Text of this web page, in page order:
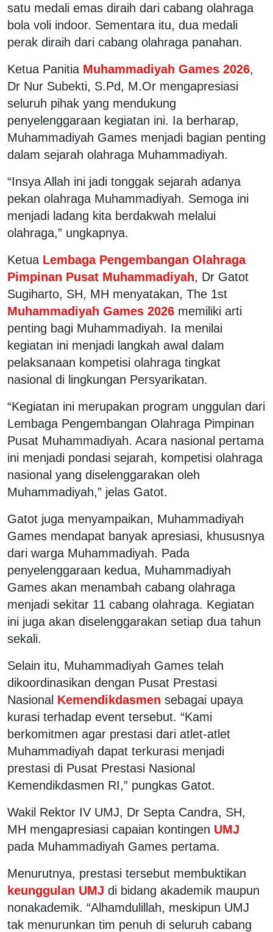
satu medali emas diraih dari cabang olahraga
bola voli indoor. Sementara itu, dua medali
perak diraih dari cabang olahraga panahan.
Ketua Panitia Muhammadiyah Games 2026,
Dr Nur Subekti, S.Pd, M.Or mengapresiasi
seluruh pihak yang mendukung
penyelenggaraan kegiatan ini. Ia berharap,
Muhammadiyah Games menjadi bagian penting
dalam sejarah olahraga Muhammadiyah.
“Insya Allah ini jadi tonggak sejarah adanya
pekan olahraga Muhammadiyah. Semoga ini
menjadi ladang kita berdakwah melalui
olahraga,” ungkapnya.
Ketua Lembaga Pengembangan Olahraga
Pimpinan Pusat Muhammadiyah, Dr Gatot
Sugiharto, SH, MH menyatakan, The 1st
Muhammadiyah Games 2026 memiliki arti
penting bagi Muhammadiyah. Ia menilai
kegiatan ini menjadi langkah awal dalam
pelaksanaan kompetisi olahraga tingkat
nasional di lingkungan Persyarikatan.
“Kegiatan ini merupakan program unggulan dari
Lembaga Pengembangan Olahraga Pimpinan
Pusat Muhammadiyah. Acara nasional pertama
ini menjadi pondasi sejarah, kompetisi olahraga
nasional yang diselenggarakan oleh
Muhammadiyah,” jelas Gatot.
Gatot juga menyampaikan, Muhammadiyah
Games mendapat banyak apresiasi, khususnya
dari warga Muhammadiyah. Pada
penyelenggaraan kedua, Muhammadiyah
Games akan menambah cabang olahraga
menjadi sekitar 11 cabang olahraga. Kegiatan
ini juga akan diselenggarakan setiap dua tahun
sekali.
Selain itu, Muhammadiyah Games telah
dikoordinasikan dengan Pusat Prestasi
Nasional Kemendikdasmen sebagai upaya
kurasi terhadap event tersebut. “Kami
berkomitmen agar prestasi dari atlet-atlet
Muhammadiyah dapat terkurasi menjadi
prestasi di Pusat Prestasi Nasional
Kemendikdasmen RI,” pungkas Gatot.
Wakil Rektor IV UMJ, Dr Septa Candra, SH,
MH mengapresiasi capaian kontingen UMJ
pada Muhammadiyah Games pertama.
Menurutnya, prestasi tersebut membuktikan
keunggulan UMJ di bidang akademik maupun
nonakademik. “Alhamdulillah, meskipun UMJ
tak menurunkan tim penuh di seluruh cabang